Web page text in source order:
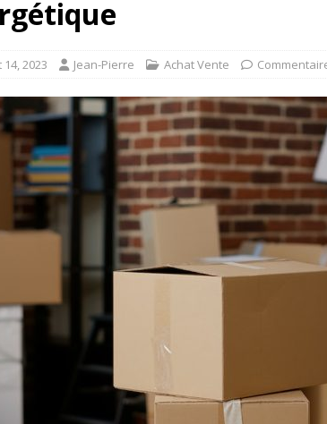
2023 Jean-Pierre Achat Vente